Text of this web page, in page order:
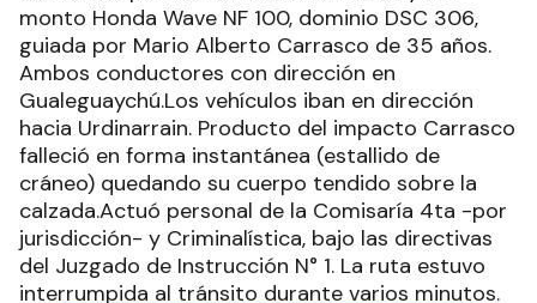
monto Honda Wave NF 100, dominio DSC 306,
guiada por Mario Alberto Carrasco de 35 años.
Ambos conductores con dirección en
Gualeguaychú.Los vehículos iban en dirección
hacia Urdinarrain. Producto del impacto Carrasco
falleció en forma instantánea (estallido de
cráneo) quedando su cuerpo tendido sobre la
calzada.Actuó personal de la Comisaría 4ta -por
jurisdicción- y Criminalística, bajo las directivas
del Juzgado de Instrucción N° 1. La ruta estuvo
interrumpida al tránsito durante varios minutos.